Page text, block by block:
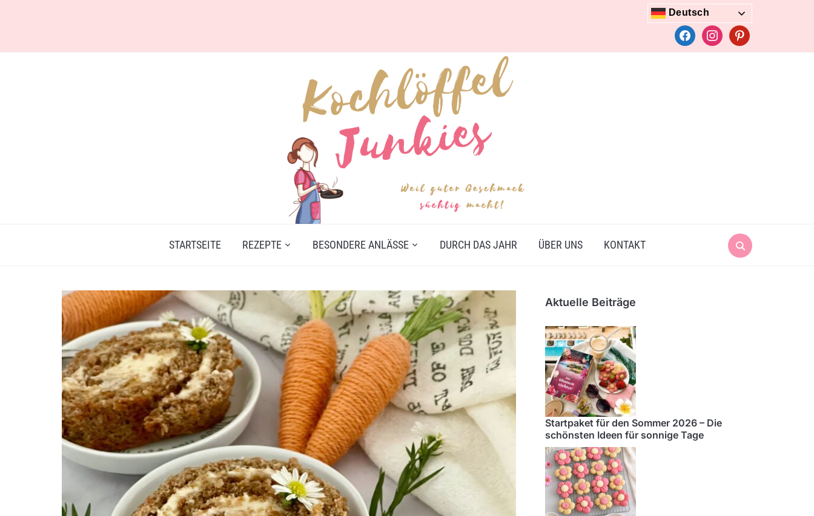
Deutsch
facebookinstagrampinterest
Search
for:
STARTSEITE REZEPTE BESONDERE ANLÄSSE DURCH DAS JAHR ÜBER UNS KONTAKT
Aktuelle Beiträge
Startpaket für den Sommer 2026 – Die
schönsten Ideen für sonnige Tage